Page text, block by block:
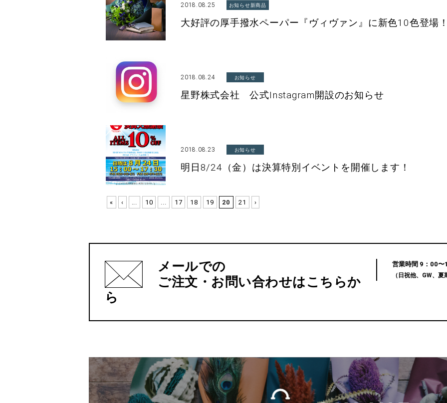
2018.08.25 お知らせ新商品
大好評の厚手撥水ペーパー『ヴィヴァン』に新色10色登場
2018.08.24 お知らせ
星野株式会社 公式Instagram開設のお知らせ
2018.08.23 お知らせ
明日8/24（金）は決算特別イベントを開催します！
« ‹ ... 10 ... 17 18 19 20 21 ›
メールでの
ご注文・ お問い合わせはこちらか
ら
営業時間 9：00
（日祝他、GW、